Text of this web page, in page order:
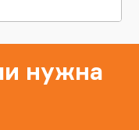
нужна